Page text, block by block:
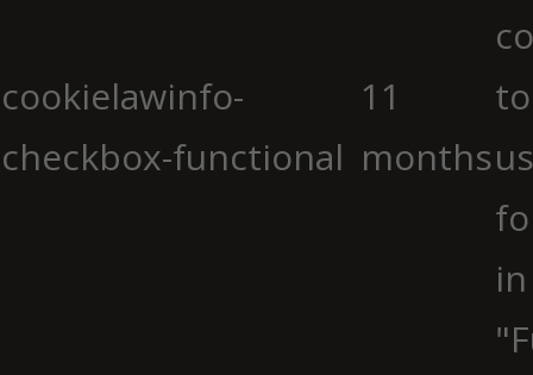
cookielawinfo-
checkbox-functional
11
months